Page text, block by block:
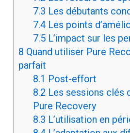
7.3 Les débutants
7.4Les points
7.5L’impact sur les
8 Quand utiliser Pure
parfait
8.1 Post-effort
8.2 Les sessions clés
Pure Recovery
8.3 L’utilisation en